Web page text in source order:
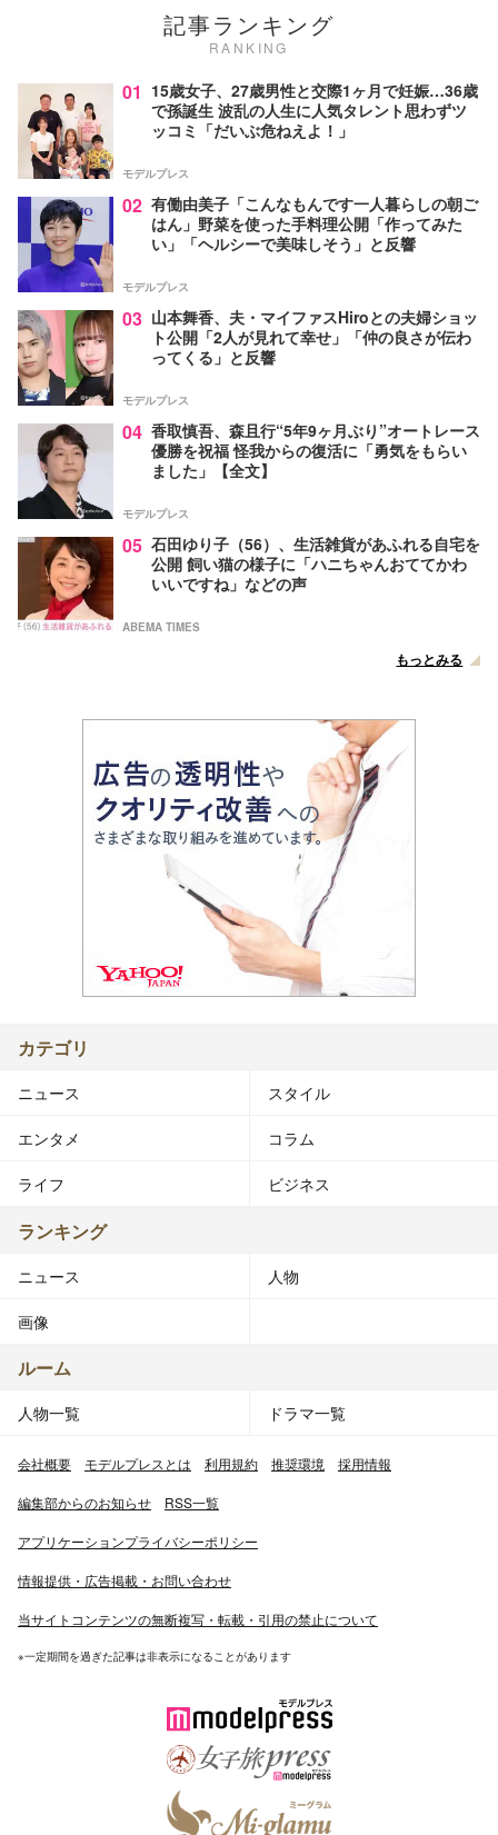
記事ランキング
RANKING
01 15歳女子、27歳男性と交際1ヶ月で妊娠…36歳
で孫誕生 波乱の人生に人気タレント思わずツ
ッコミ「だいぶ危ねえよ！」
モデルプレス
02 有働由美子「こんなもんです一人暮らしの朝ご
はん」野菜を使った手料理公開「作ってみた
い」「ヘルシーで美味しそう」と反響
モデルプレス
03 山本舞香、夫・マイファスHiroとの夫婦ショッ
ト公開「2人が見れて幸せ」「仲の良さが伝わ
ってくる」と反響
モデルプレス
04 香取慎吾、森且行“5年9ヶ月ぶり”オートレース
優勝を祝福 怪我からの復活に「勇気をもらい
ました」【全文】
モデルプレス
05 石田ゆり子（56）、生活雑貨があふれる自宅を
公開 飼い猫の様子に「ハニちゃんおててかわ
いいですね」などの声
ABEMA TIMES
もっとみる
カテゴリ
ニュース スタイル
エンタメ コラム
ライフ ビジネス
ランキング
ニュース 人物
画像
ルーム
人物一覧 ドラマ一覧
会社概要 モデルプレスとは 利用規約 推奨環境 採用情報
編集部からのお知らせ RSS一覧
アプリケーションプライバシーポリシー
情報提供・広告掲載・お問い合わせ
当サイトコンテンツの無断複写・転載・引用の禁止について
※一定期間を過ぎた記事は非表示になることがあります